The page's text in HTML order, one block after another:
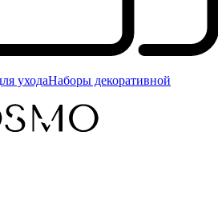
уходаНаборы декоративной